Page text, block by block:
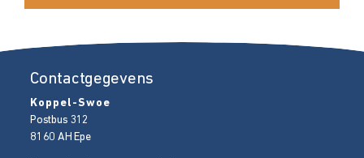
Contactgegevens
Koppel-Swoe
Postbus 312
8160 AH Epe